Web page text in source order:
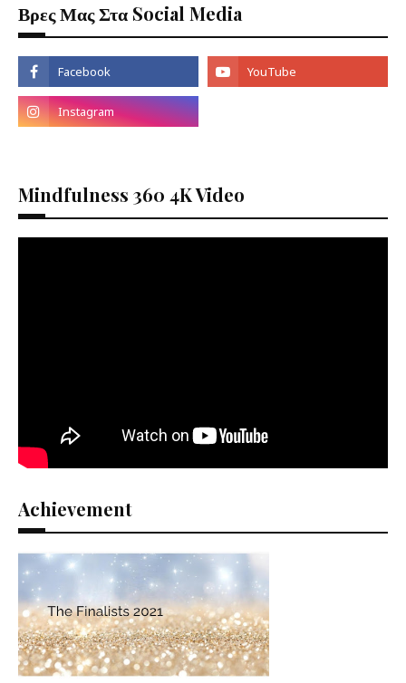
Βρες Μας Στα Social Media
Mindfulness 360 4K Video
Achievement